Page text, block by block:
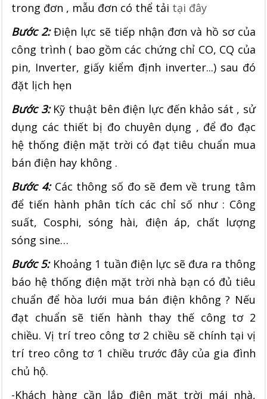
trong đơn , mẫu đơn có thể tải tại đây
Bước 2:Điện lực sẽ tiếp nhận đơn và hồ sơ của
công trình ( bao gồm các chứng chỉ CO, CQ của
pin, Inverter, giấy kiểm định inverter...) sau đó
đặt lịch hẹn
Bước 3:Kỹ thuật bên điện lực đến khảo sát , sử
dụng các thiết bị đo chuyên dụng , để đo đạc
hệ thống điện mặt trời có đạt tiêu chuẩn mua
bán điện hay không .
Bước 4:Các thông số đo sẽ đem về trung tâm
để tiến hành phân tích các chỉ số như : Công
suất, Cosphi, sóng hài, điện áp, chất lượng
sóng sine…
Bước 5:Khoảng 1 tuần điện lực sẽ đưa ra thông
báo hệ thống điện mặt trời nhà bạn có đủ tiêu
chuẩn để hòa lưới mua bán điện không ? Nếu
đạt chuẩn sẽ tiến hành thay thế công tơ 2
chiều. Vị trí treo công tơ 2 chiều sẽ chính tại vị
trí treo công tơ 1 chiều trước đây của gia đình
chủ hộ.
-Khách hàng cần lắp điện mặt trời mái nhà,